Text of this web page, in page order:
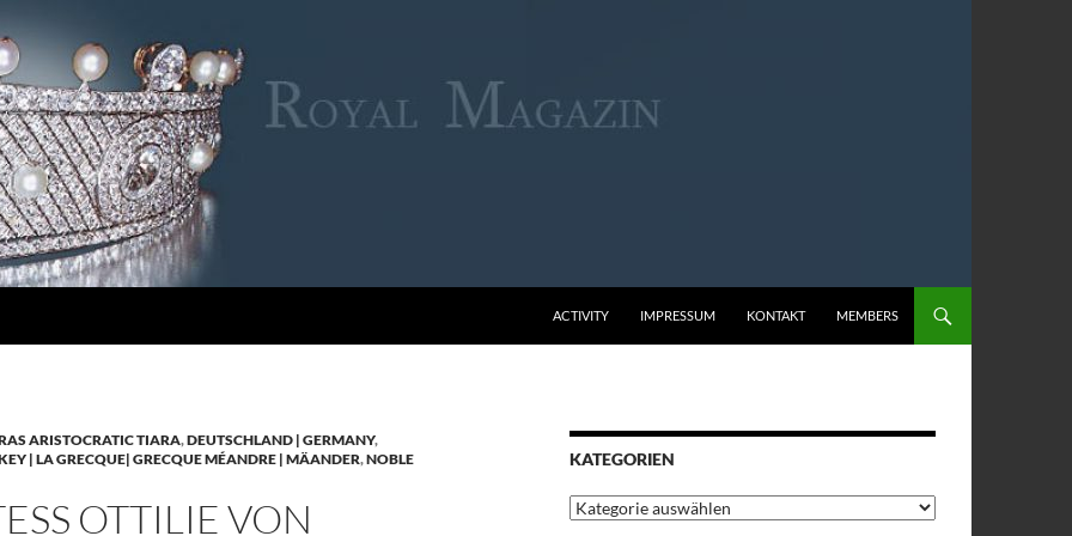
ACTIVITY IMPRESSUM KONTAKT MEMBERS
ARISTOCRATIC TIARA,DEUTSCHLAND | GERMANY,
| LA GRECQUE| GRECQUE MÉANDRE | MÄANDER,NOBLE
OTTILIE VON
KATEGORIEN
Kategorien